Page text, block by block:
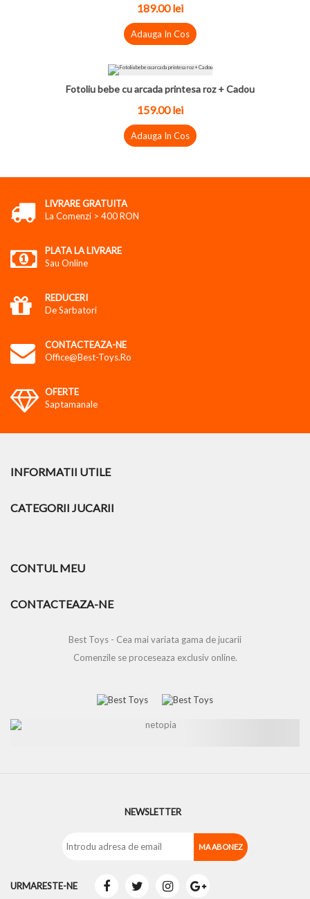
189.00 lei
Adauga In Cos
Fotoliu bebe cu arcada printesa roz + Cadou
159.00 lei
Adauga In Cos
LIVRARE GRATUITA
La Comenzi > 400 RON
PLATA LA LIVRARE
Sau Online
REDUCERI
De Sarbatori
CONTACTEAZA-NE
Office@best-Toys.ro
OFERTE
Saptamanale
INFORMATII UTILE
CATEGORII JUCARII
CONTUL MEU
CONTACTEAZA-NE
Best Toys - Cea mai variata gama de jucarii
Comenzile se proceseaza exclusiv online.
NEWSLETTER
URMARESTE-NE